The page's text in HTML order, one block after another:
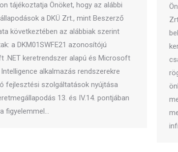
tájékoztatja Önöket, hogy az alábbi
a DKÜ Zrt., mint Beszerző
következtében az alábbiak szerint
a DKM01SWFE21 azonosítójú
.NET keretrendszer alapú és Microsoft
alkalmazás rendszerekre
fejlesztési szolgáltatások nyújtása
13. és IV.14. pontjában
figyelemmel…